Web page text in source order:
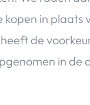
in plaats
de
in